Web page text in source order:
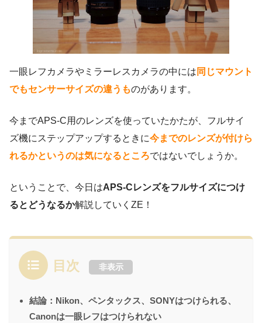
一眼レフカメラやミラーレスカメラの中には 同じマウント
でもセンサーサイズの違うものがあります。
今までAPS-C用のレンズを使っていたかたが、フルサイ
ズ機にステップアップするときに今までのレンズが付けら
れるかというのは気になるところではないでしょうか。
ということで、今日はAPS-Cレンズをフルサイズにつけ
るとどうなるか解説していくZE！
目次 非表示
結論：Nikon、ペンタックス、SONYはつけられる、
Canonは一眼レフはつけられない